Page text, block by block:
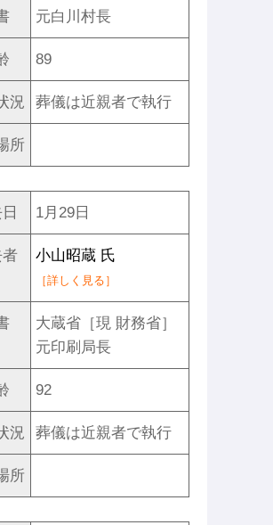
元白川村長
89
況 葬儀は近親者で執行
所
1月29日
小山昭蔵 氏
［詳しく見る］
大蔵省［現 財務省］
元印刷局長
92
況 葬儀は近親者で執行
所